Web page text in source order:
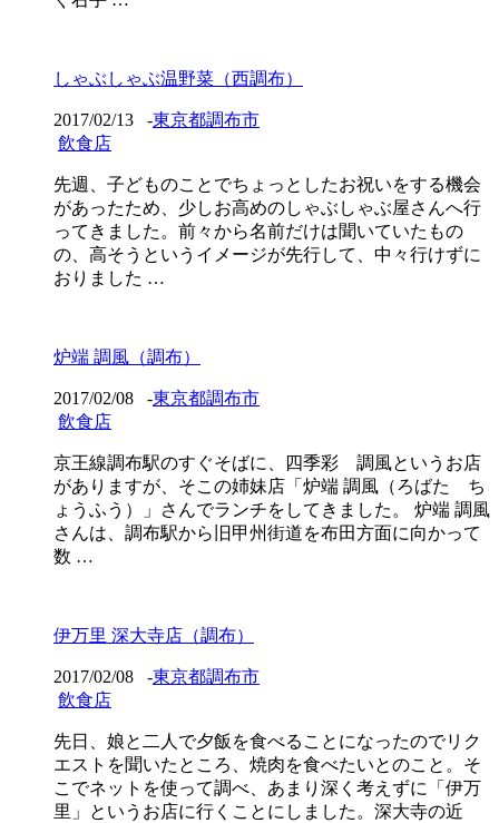
しゃぶしゃぶ温野菜（西調布）
2017/02/13 -東京都調布市
飲食店
先週、子どものことでちょっとしたお祝いをする機会
があったため、少しお高めのしゃぶしゃぶ屋さんへ行
ってきました。前々から名前だけは聞いていたもの
の、高そうというイメージが先行して、中々行けずに
おりました …
炉端 調風（調布）
2017/02/08 -東京都調布市
飲食店
京王線調布駅のすぐそばに、四季彩 調風というお店
がありますが、そこの姉妹店「炉端 調風（ろばた ち
ょうふう）」さんでランチをしてきました。 炉端 調風
さんは、調布駅から旧甲州街道を布田方面に向かって
数 …
伊万里 深大寺店（調布）
2017/02/08 -東京都調布市
飲食店
先日、娘と二人で夕飯を食べることになったのでリク
エストを聞いたところ、焼肉を食べたいとのこと。そ
こでネットを使って調べ、あまり深く考えずに「伊万
里」というお店に行くことにしました。深大寺の近